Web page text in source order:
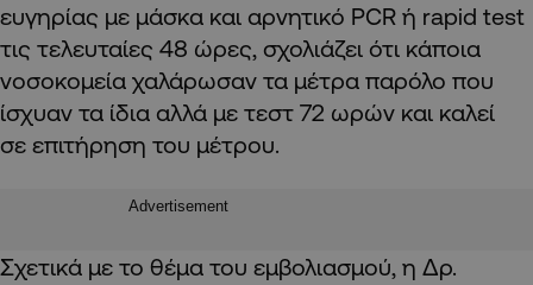
ευγηρίας με μάσκα και αρνητικό PCR ή rapid test
τις τελευταίες 48 ώρες, σχολιάζει ότι κάποια
νοσοκομεία χαλάρωσαν τα μέτρα παρόλο που
ίσχυαν τα ίδια αλλά με τεστ 72 ωρών και καλεί
σε επιτήρηση του μέτρου.
Advertisement
Σχετικά με το θέμα του εμβολιασμού, η Δρ.